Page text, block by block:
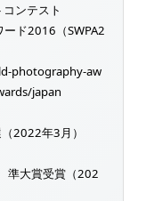
ンテスト
ド2016（SWPA2
photography-aw
japan
2022年3月）
準大賞受賞（202